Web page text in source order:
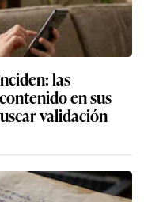
las
en sus
validación